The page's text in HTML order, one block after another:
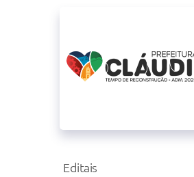
Editais